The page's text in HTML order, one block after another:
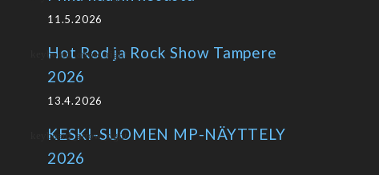
11.5.2026
Hot Rod ja Rock Show Tampere
2026
13.4.2026
KESKI-SUOMEN MP-NÄYTTELY
2026